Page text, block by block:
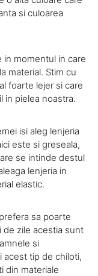
si culoarea
in momentul in care
material. Stim cu
foarte lejer si care
in pielea noastra.
isi aleg lenjeria
este si greseala,
se intinde destul
lenjeria in
elastic.
sa poarte
de zile acestia sunt
si
acest tip de chiloti,
din materiale